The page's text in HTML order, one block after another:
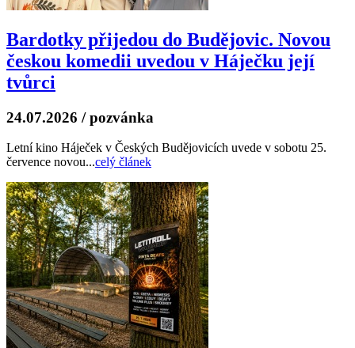
Bardotky přijedou do Budějovic. Novou
českou komedii uvedou v Háječku její
tvůrci
24.07.2026 / pozvánka
Letní kino Háječek v Českých Budějovicích uvede v sobotu 25.
července novou...celý článek